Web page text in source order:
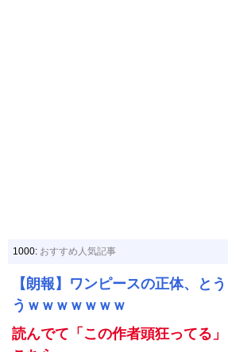
1000: おすすめ人気記事
【朗報】ワンピースの正体、と
うｗｗｗｗｗｗｗ
読んでて「この作者頭狂ってる